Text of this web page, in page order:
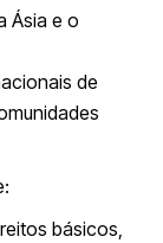
Ásia e o
de
básicos,